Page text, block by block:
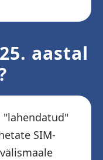
aastal
"lahendatud"
SIM-